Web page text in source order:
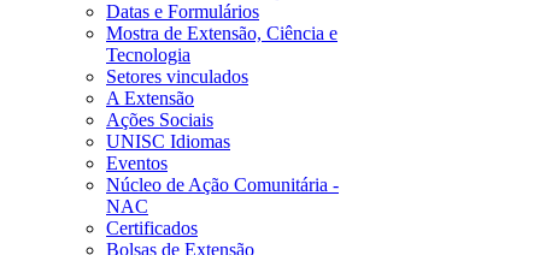
Datas e Formulários
Mostra de Extensão, Ciência e
Tecnologia
Setores vinculados
A Extensão
Ações Sociais
UNISC Idiomas
Eventos
Núcleo de Ação Comunitária -
NAC
Certificados
Bolsas de Extensão